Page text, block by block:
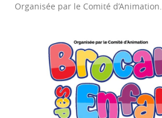
Organisée par le Comité d’Animation.